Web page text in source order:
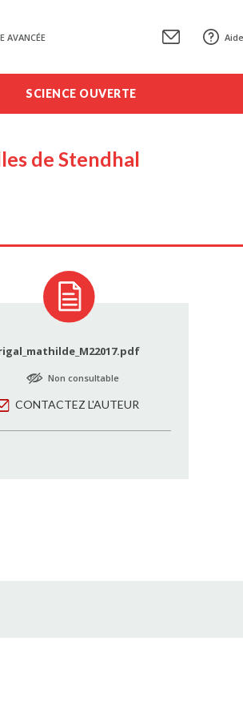
AVANCÉE Aide
SCIENCE OUVERTE
de Stendhal
Non consultable
CONTACTEZ L'AUTEUR